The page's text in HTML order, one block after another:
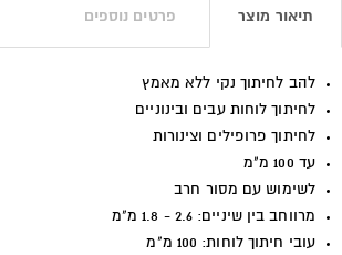
תיאור מוצר פרטים נוספים
להב לחיתוך נקי ללא מאמץ
לחיתוך לוחות עבים ובינוניים
לחיתוך פרופילים וצינורות
עד 100 מ"מ
לשימוש עם מסור חרב
מרווחב בין שיניים: 2.6 - 1.8 מ"מ
עובי חיתוך לוחות: 100 מ"מ